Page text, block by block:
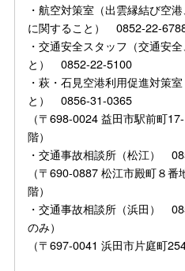
・航空対策室（出雲縁結び空
に関すること） 0852-22-
・交通安全スタッフ（交通安
と） 0852-22-5100
・萩・石見空港利用促進対策
と） 0856-31-0365
（〒698-0024 益田市駅前町
階）
・交通事故相談所（松江）
（〒690-0887 松江市殿町８
階）
・交通事故相談所（浜田）
のみ）
（〒697-0041 浜田市片庭町